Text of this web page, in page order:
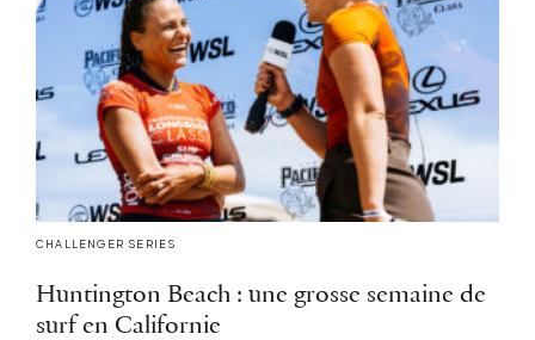
CHALLENGER SERIES
Huntington Beach : une grosse semaine de
surf en Californie